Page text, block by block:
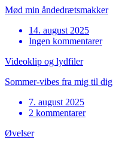
Mød min åndedrætsmakker
14. august 2025
Ingen kommentarer
Videoklip og lydfiler
Sommer-vibes fra mig til dig
7. august 2025
2 kommentarer
Øvelser